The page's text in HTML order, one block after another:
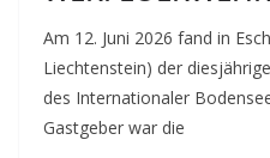
Am 12. Juni 2026 fand in
Liechtenstein) der
des Internationaler
Gastgeber war die